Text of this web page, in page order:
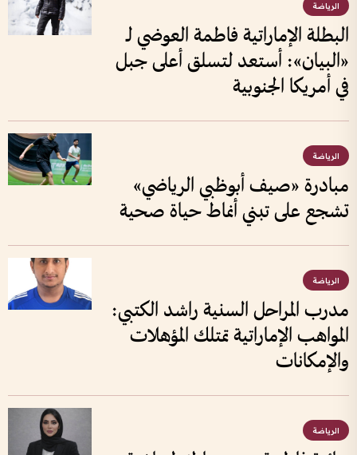
الرياضة
البطلة الإماراتية فاطمة العوضي لـ
«البيان»: أستعد لتسلق أعلى جبل
في أمريكا الجنوبية
الرياضة
مبادرة «صيف أبوظبي الرياضي»
تشجع على تبني أنماط حياة صحية
الرياضة
مدرب المراحل السنية راشد الكتبي:
المواهب الإماراتية تمتلك المؤهلات
والإمكانات
الرياضة